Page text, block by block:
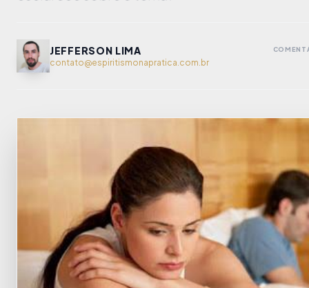
JEFFERSON LIMA
contato@espiritismonapratica.com.br